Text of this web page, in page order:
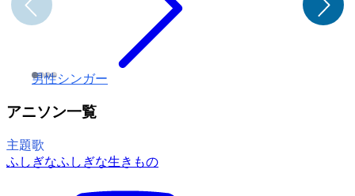
男性シンガー
アニソン一覧
主題歌
ふしぎなふしぎな生きもの